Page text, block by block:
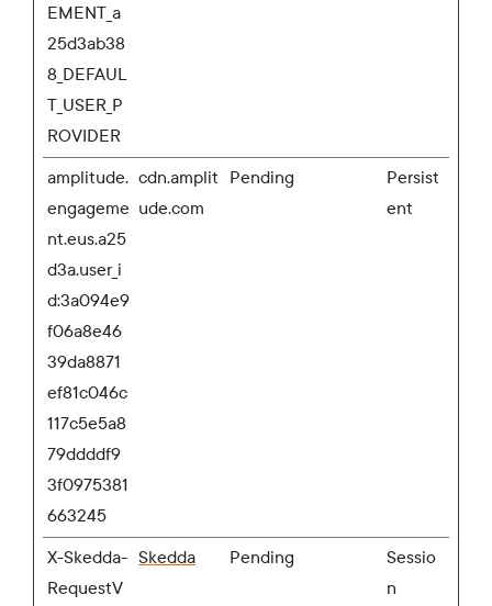
EMENT_a
25d3ab38
8_DEFAUL
T_USER_P
ROVIDER
amplitude.
engageme
nt.eus.a25
d3a.user_i
d:3a094e9
f06a8e46
39da8871
ef81c046c
117c5e5a8
79ddddf9
3f0975381
663245
cdn.amplit
ude.com
Pending
Persist
ent
X-Skedda-
RequestV
Skedda Pending
Sessio
n